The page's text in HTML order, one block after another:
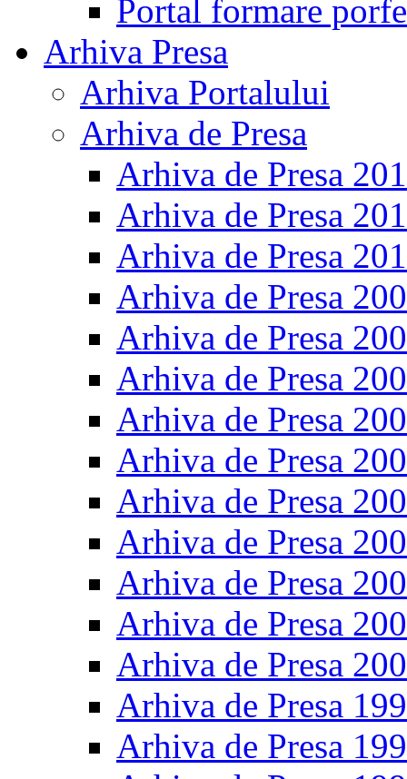
Portal formare
Arhiva Presa
Arhiva Portalului
Arhiva de Presa
Arhiva de Presa
Arhiva de Presa
Arhiva de Presa
Arhiva de Presa
Arhiva de Presa
Arhiva de Presa
Arhiva de Presa
Arhiva de Presa
Arhiva de Presa
Arhiva de Presa
Arhiva de Presa
Arhiva de Presa
Arhiva de Presa
Arhiva de Presa
Arhiva de Presa